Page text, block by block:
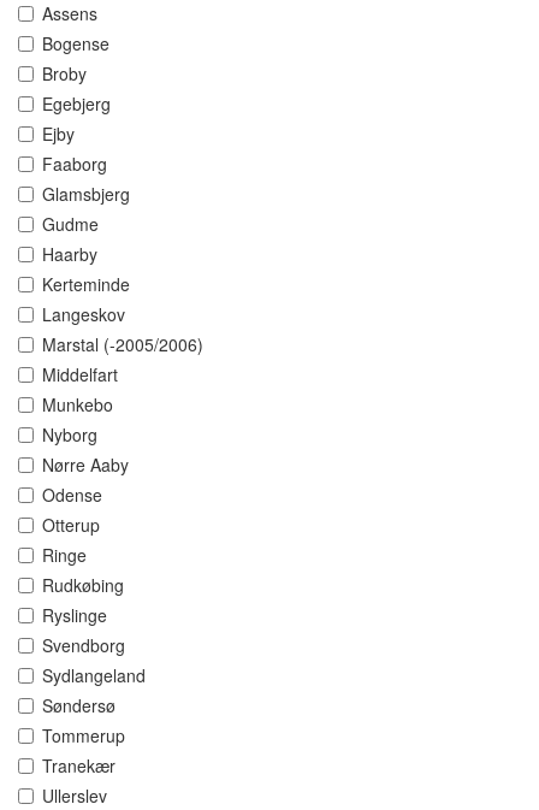
Assens
Bogense
Broby
Egebjerg
Ejby
Faaborg
Glamsbjerg
Gudme
Haarby
Kerteminde
Langeskov
Marstal (-2005/2006)
Middelfart
Munkebo
Nyborg
Nørre Aaby
Odense
Otterup
Ringe
Rudkøbing
Ryslinge
Svendborg
Sydlangeland
Søndersø
Tommerup
Tranekær
Ullerslev